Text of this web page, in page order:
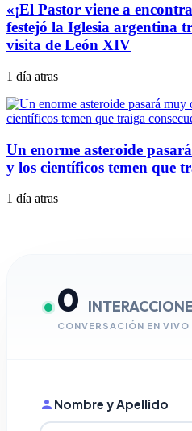
«¡El Pastor viene a
festejó la Iglesia argentina
visita de León XIV
1 día atras
Un enorme asteroide
y los científicos temen que
1 día atras
0
CONVERSACIÓN EN VIVO
Nombre y Apellido